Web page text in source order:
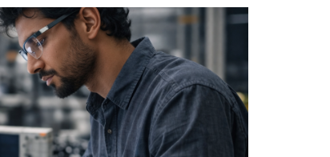
건강
보험
제조 및 산업
서비스
소프트웨어 및 기술
건설
정보 기술
공급망
마케팅 데이터 분석
연구 및 개발
자기 주도 학습
평생 교육
지원 동영상
소프트웨어 설명서
소프트웨어 업데이트
제품 다운로드
지원 정책
연락하다
뉴스